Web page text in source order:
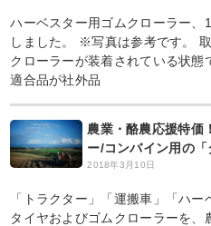
ハーベスター用ゴムクローラー
しました。 ※写真は参考です。
クローラーが装着されている状
適合品が社外品
農業・酪農応援特価
ー/コンバイン用の「
2018年3月10日
「トラクター」「運搬車」「ハ
タイヤおよびゴムクローラーを